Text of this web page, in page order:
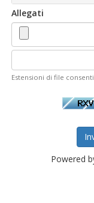
Allegati
Estensioni di file
Powered